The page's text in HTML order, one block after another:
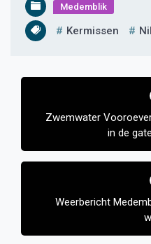
Medemblik
Kermissen
Bericht
Zwemwater
in de
Weerbericht